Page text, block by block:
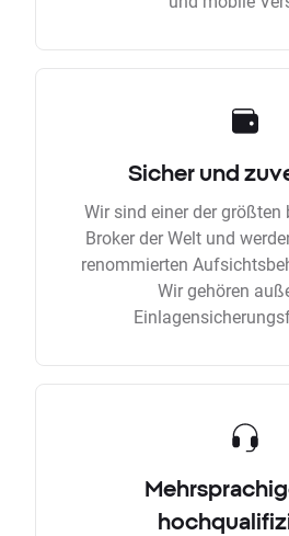
Sicher und
Wir sind einer der größten
Broker der Welt und
renommierten
Wir gehören